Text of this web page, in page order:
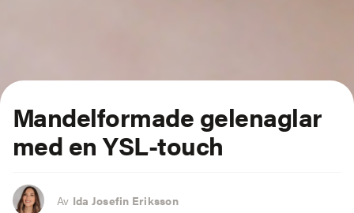
Mandelformade gelenaglar
med en YSL-touch
Av Ida Josefin Eriksson